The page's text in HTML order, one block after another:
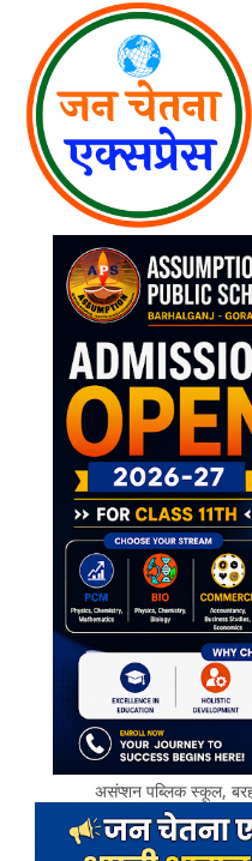
असंप्शन पब्लिक स्कूल,